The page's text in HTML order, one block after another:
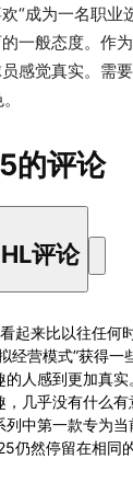
“成为一名职业
一般态度。作
感觉真实。需
的评论
评论
起来比以往任何
经营模式”获得
的人感到更加真
几乎没有什么
列中第一款专为
仍然停留在相同